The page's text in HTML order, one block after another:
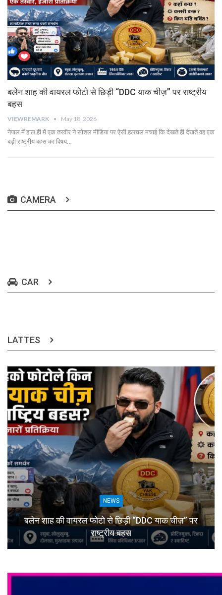
बलेन शाह की वायरल फोटो से छिड़ी “DDC याक चीज़” पर राष्ट्रीय
बहस
VIEWREMARK May 18, 2026
नेपाल में हाल ही में एक तस्वीर ने सोशल मीडिया पर ऐसी हलचल मचाई कि देखते ही देखते वह एक
बड़ी राष्ट्रीय बहस का विषय…
CAMERA
CAR
LATTES
NEWS
बलेन शाह की वायरल फोटो से छिड़ी “DDC याक चीज़” पर
राष्ट्रीय बहस